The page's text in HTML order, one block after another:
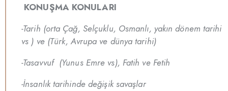
KONUŞMA KONULARI
-Tarih (orta Çağ, Selçuklu, Osmanlı, yakın dönem tarihi
vs ) ve (Türk, Avrupa ve dünya tarihi)
-Tasavvuf (Yunus Emre vs), Fatih ve Fetih
-İnsanlık tarihinde değişik savaşlar